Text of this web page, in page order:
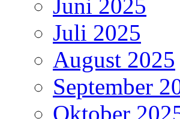
Juni 2025
Juli 2025
August 2025
September
Oktober